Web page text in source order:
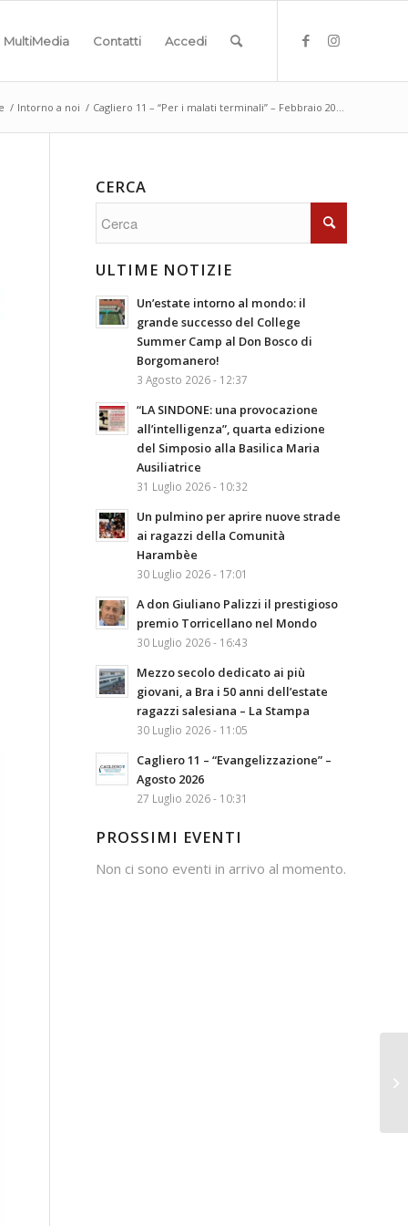
MultiMedia Contatti Accedi
/ Intorno a noi / Cagliero 11 – “Per i malati terminali” – Febbraio 20...
CERCA
ULTIME NOTIZIE
Un’estate intorno al mondo: il
grande successo del College
Summer Camp al Don Bosco di
Borgomanero!
3 Agosto 2026 - 12:37
“LA SINDONE: una provocazione
all’intelligenza”, quarta edizione
del Simposio alla Basilica Maria
Ausiliatrice
31 Luglio 2026 - 10:32
Un pulmino per aprire nuove strade
ai ragazzi della Comunità
Harambèe
30 Luglio 2026 - 17:01
A don Giuliano Palizzi il prestigioso
premio Torricellano nel Mondo
30 Luglio 2026 - 16:43
Mezzo secolo dedicato ai più
giovani, a Bra i 50 anni dell’estate
ragazzi salesiana – La Stampa
30 Luglio 2026 - 11:05
Cagliero 11 – “Evangelizzazione” –
Agosto 2026
27 Luglio 2026 - 10:31
PROSSIMI EVENTI
Non ci sono eventi in arrivo al momento.